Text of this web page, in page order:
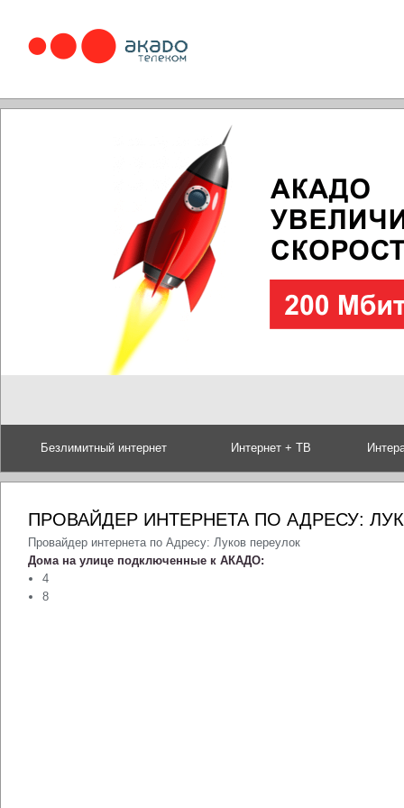
Безлимитный интернет Интернет + ТВ
ПРОВАЙДЕР ИНТЕРНЕТА ПО АДРЕСУ:
Провайдер интернета по Адресу: Луков переулок
Дома на улице подключенные к АКАДО:
4
8